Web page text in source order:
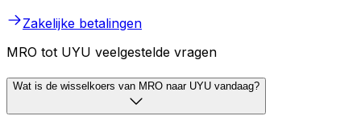
Zakelijke betalingen
MRO tot UYU veelgestelde vragen
Wat is de wisselkoers van MRO naar UYU vandaag?